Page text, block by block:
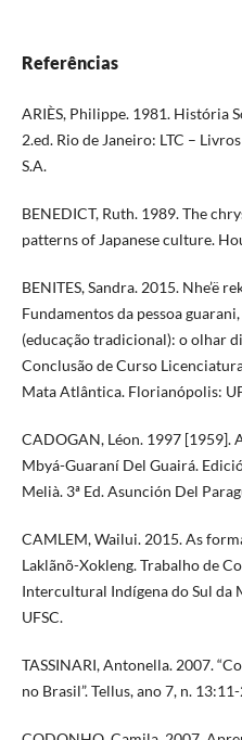
Referências
ARIÈS, Philippe. 1981. História
2.ed. Rio de Janeiro: LTC –
S.A.
BENEDICT, Ruth. 1989. The
patterns of Japanese culture.
BENITES, Sandra. 2015. Nhe’ë
Fundamentos da pessoa
(educação tradicional): o olhar
Conclusão de Curso
Mata Atlântica. Florianópolis:
CADOGAN, Léon. 1997 [1959].
Mbyá-Guaraní Del Guairá.
Melià. 3ª Ed. Asunción Del
CAMLEM, Wailui. 2015. As
Laklãnõ-Xokleng. Trabalho de
Intercultural Indígena do Sul
UFSC.
TASSINARI, Antonella. 2007.
no Brasil”. Tellus, ano 7, n.